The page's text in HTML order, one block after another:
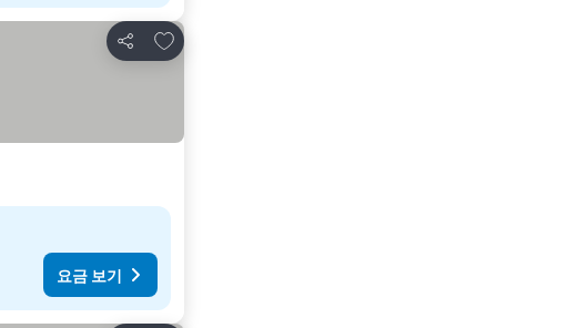
공유
즐겨찾기에 추가
요금 보기